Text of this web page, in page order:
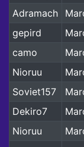
Adramach
gepird
camo
Nioruu
Soviet157
Dekiro7
Nioruu